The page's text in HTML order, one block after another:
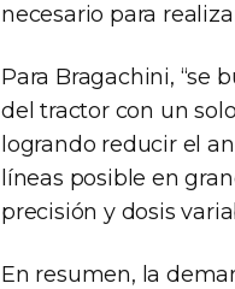
necesario para
Para Bragachini, “se
del tractor con un
logrando reducir el
líneas posible en
precisión y dosis
En resumen, la